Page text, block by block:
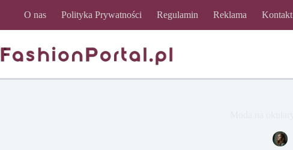
O nas Polityka Prywatności Regulamin Reklama Kontakt